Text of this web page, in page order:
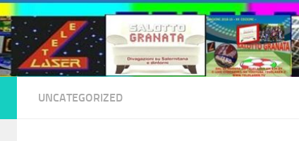
UNCATEGORIZED